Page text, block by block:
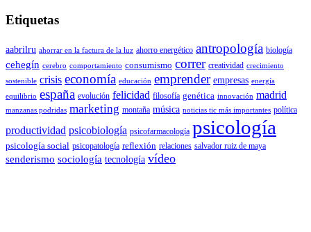
Etiquetas
aabrilru ahorrar en la factura de la luz ahorro energético antropología biología
cehegín cerebro comportamiento consumismo correr creatividad crecimiento
sostenible crisis economía educación emprender empresas energía
equilibrio españa evolución felicidad filosofía genética innovación madrid
manzanas podridas marketing montaña música noticias tic más importantes política
productividad psicobiología psicofarmacología psicología
psicología social psicopatología reflexión relaciones salvador ruiz de maya
senderismo sociología tecnología vídeo